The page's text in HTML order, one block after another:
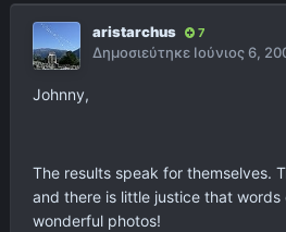
aristarchus 7
Δημοσιεύτηκε Ιούνιος 6,
Johnny,
The results speak for themselves.
and there is little justice that
wonderful photos!